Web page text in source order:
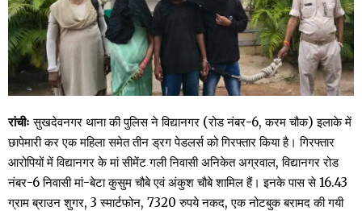
रांचीः सुखदेवनगर थाना की पुलिस ने विद्यानगर (रोड नंबर-6, करम चौक) इलाके में
छापेमारी कर एक महिला समेत तीन ड्रग पेडलर्स को गिरफ्तार किया है। गिरफ्तार
आरोपियों में विद्यानगर के मां सीमेंट गली निवासी अनिकेत अग्रवाल, विद्यानगर रोड
नंबर-6 निवासी मां-बेटा कुसुम चौबे एवं अंकुश चौबे शामिल हैं। इनके पास से 16.43
ग्राम ब्राउन शुगर, 3 स्मार्टफोन, 7320 रुपये नकद, एक नोटबुक बरामद की गयी